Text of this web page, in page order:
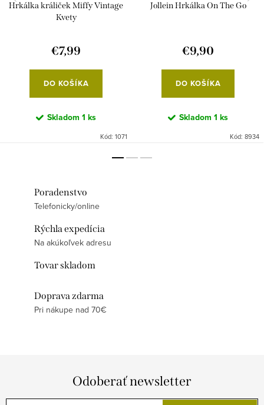
Hrkálka králiček Miffy Vintage
Kvety
€7,99
DO KOŠÍKA
Skladom 1 ks
Kód: 1071
Jollein Hrkálka On The Go
€9,90
DO KOŠÍKA
Skladom 1 ks
Kód: 8934
Poradenstvo
Telefonicky/online
Rýchla expedícia
Na akúkoľvek adresu
Tovar skladom
Doprava zdarma
Pri nákupe nad 70€
Odoberať newsletter